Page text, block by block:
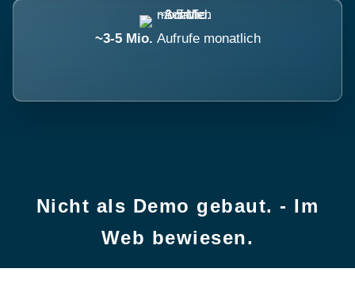
~3-5 Mio. Aufrufe monatlich
Nicht als Demo gebaut. - Im
Web bewiesen.